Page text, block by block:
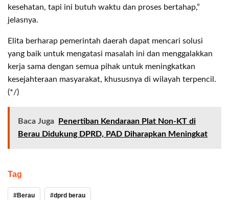
kesehatan, tapi ini butuh waktu dan proses bertahap,”
jelasnya.
Elita berharap pemerintah daerah dapat mencari solusi
yang baik untuk mengatasi masalah ini dan menggalakkan
kerja sama dengan semua pihak untuk meningkatkan
kesejahteraan masyarakat, khususnya di wilayah terpencil.
(*/)
Baca Juga
Penertiban Kendaraan Plat Non-KT di
Berau Didukung DPRD, PAD Diharapkan Meningkat
Tag
Berau dprd berau